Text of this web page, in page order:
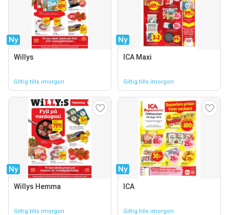
Ny
Willys
Giltig tills imorgon
Ny
ICA Maxi
Giltig tills imorgon
Ny
Willys Hemma
Giltig tills imorgon
Ny
ICA
Giltig tills imorgon